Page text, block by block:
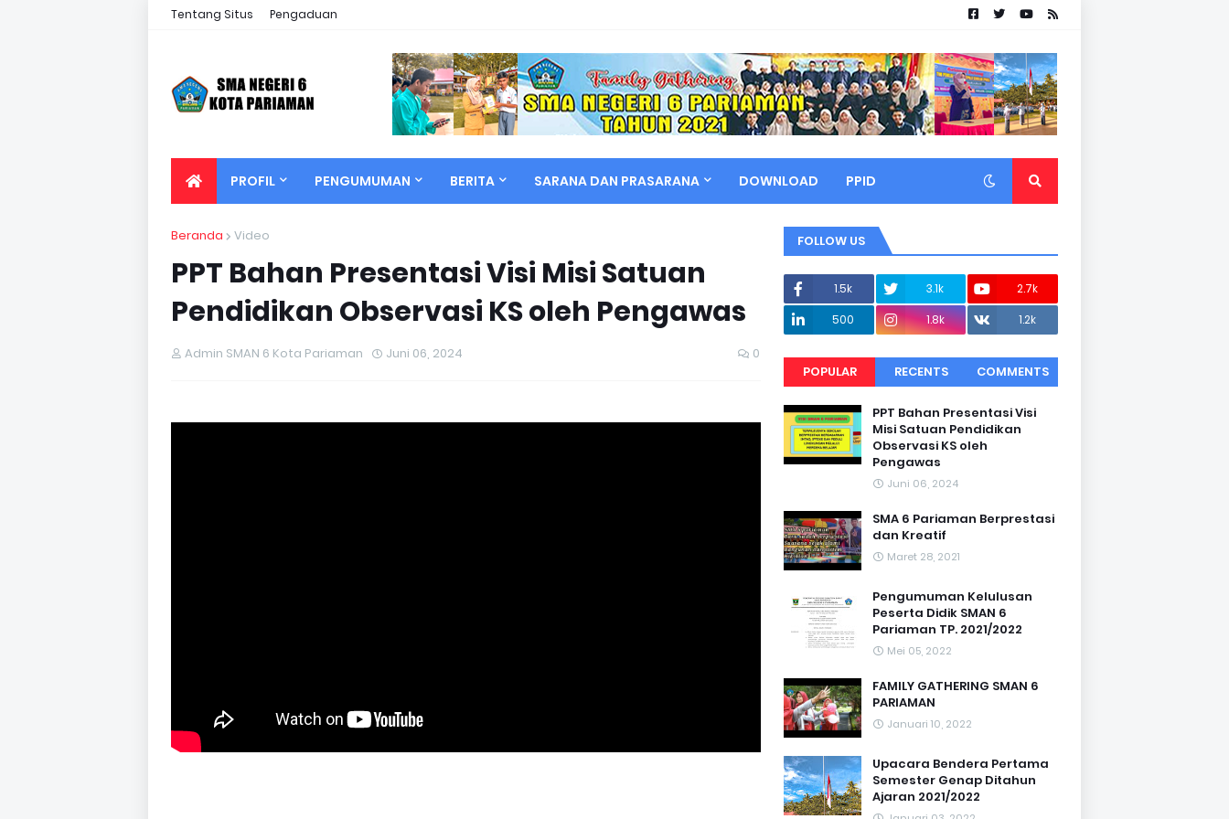
Tentang Situs Pengaduan
PROFIL PENGUMUMAN BERITA SARANA DAN PRASARANA DOWNLOAD PPID
Beranda Video
PPT Bahan Presentasi Visi Misi Satuan
Pendidikan Observasi KS oleh Pengawas
Admin SMAN 6 Kota Pariaman Juni 06, 2024 0
FOLLOW US
1.5k 3.1k
2.7k
500
1.8k 1.2k
POPULAR RECENTS COMMENTS
PPT Bahan Presentasi Visi
Misi Satuan Pendidikan
Observasi KS oleh
Pengawas
Juni 06, 2024
SMA 6 Pariaman Berprestasi
dan Kreatif
Maret 28, 2021
Pengumuman Kelulusan
Peserta Didik SMAN 6
Pariaman TP. 2021/2022
Mei 05, 2022
FAMILY GATHERING SMAN 6
PARIAMAN
Januari 10, 2022
Upacara Bendera Pertama
Semester Genap Ditahun
Ajaran 2021/2022